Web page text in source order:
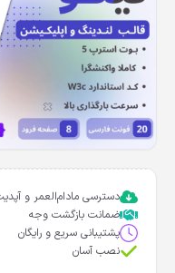
دسترسی مادام‌العمر و
ضمانت بازگشت وجه
پشتیبانی سریع و رایگان
نصب آسان